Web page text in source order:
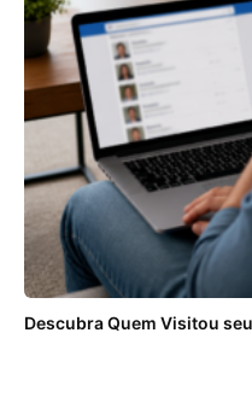
Descubra Quem Visitou